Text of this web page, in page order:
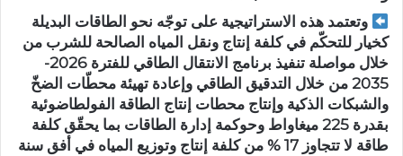
وتعتمد هذه الاستراتيجية على توجّه نحو الطاقات البديلة
كخيار للتحكّم في كلفة إنتاج ونقل المياه الصالحة للشرب من
خلال مواصلة تنفيذ برنامج الانتقال الطاقي للفترة 2026-
2035 من خلال التدقيق الطاقي وإعادة تهيئة محطّات الضخّ
والشبكات الذكية وإنتاج محطات إنتاج الطاقة الفولطاضوئية
بقدرة 225 ميغاواط وحوكمة إدارة الطاقات بما يحقّق كلفة
طاقة لا تتجاوز 17 % من كلفة إنتاج وتوزيع المياه في أفق سنة